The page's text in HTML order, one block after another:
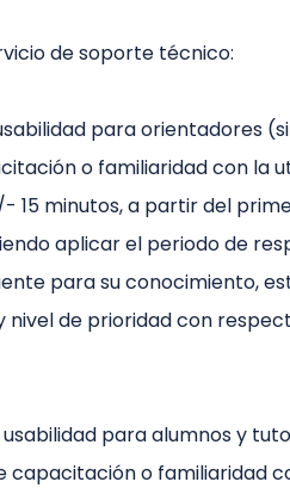
de soporte técnico:
para orientadores
o familiaridad con la
15 minutos, a partir del
aplicar el periodo de
para su conocimiento,
nivel de prioridad con
para alumnos y
capacitación o familiaridad